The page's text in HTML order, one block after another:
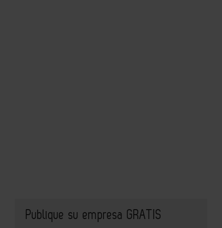
Publique su empresa GRATIS